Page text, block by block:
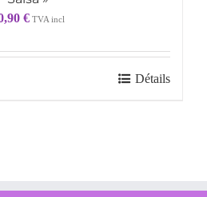
€ TVA incl
Détails